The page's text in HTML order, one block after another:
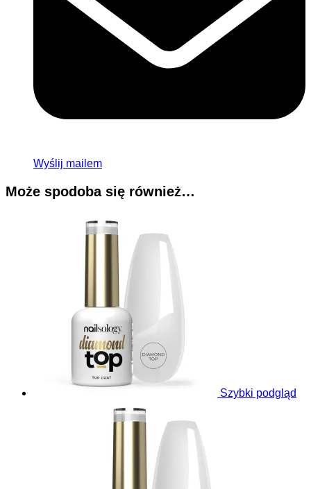
Wyślij mailem
Może spodoba się również…
Szybki podgląd